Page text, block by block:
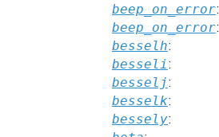
beep_on_error:
beep_on_error:
besselh:
besseli:
besselj:
besselk:
bessely: